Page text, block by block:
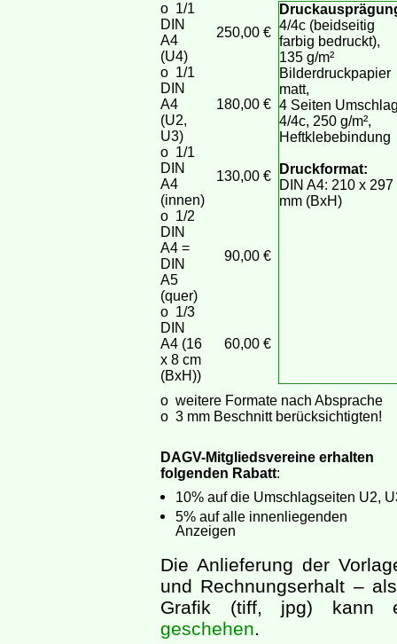
o 1/1
DIN
A4
(U4)
250,00 € 4/4c (beidseitig
farbig bedruckt),
135 g/m²
Bilderdruckpapier
matt,
4 Seiten
4/4c, 250 g/m²,
Heftklebebindung
Druckformat:
DIN A4: 210 x 297
mm (BxH)
o 1/1
DIN
A4
(U2,
U3)
180,00 €
o 1/1
DIN
A4
(innen)
130,00 €
o 1/2
DIN
A4 =
DIN
A5
(quer)
90,00 €
o 1/3
DIN
A4 (16
x 8 cm
(BxH))
60,00 €
o weitere Formate nach Absprache
o 3 mm Beschnitt berücksichtigten!
DAGV-Mitgliedsvereine erhalten
folgenden Rabatt:
10% auf die Umschlagseiten U2,
5% auf alle innenliegenden
Anzeigen
Die Anlieferung der
und Rechnungserhalt –
Grafik (tiff, jpg) kann
geschehen.